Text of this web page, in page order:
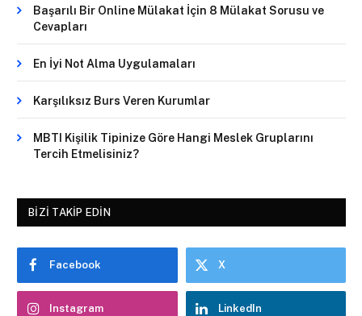
Başarılı Bir Online Mülakat İçin 8 Mülakat Sorusu ve
Cevapları
En İyi Not Alma Uygulamaları
Karşılıksız Burs Veren Kurumlar
MBTI Kişilik Tipinize Göre Hangi Meslek Gruplarını
Tercih Etmelisiniz?
BIZI TAKIP EDIN
Facebook X
Instagram LinkedIn